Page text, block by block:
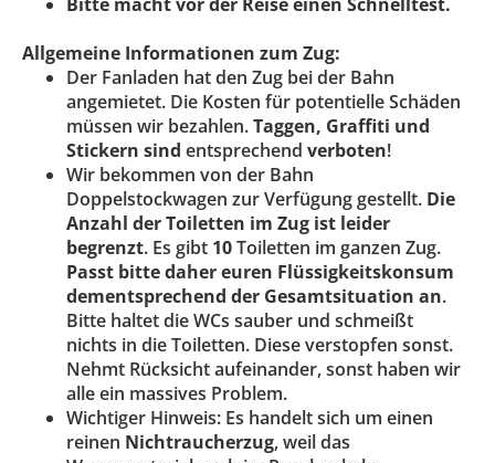
Allgemeine Informationen zum Zug:
Der Fanladen hat den Zug bei der Bahn
angemietet. Die Kosten für potentielle Schäden
müssen wir bezahlen.Taggen, Graffiti und
Stickern sind entsprechend verboten!
Wir bekommen von der Bahn
Doppelstockwagen zur Verfügung gestellt. Die
Anzahl der Toiletten im Zug ist leider
begrenzt. Es gibt 10Toiletten im ganzen Zug.
Passt bitte daher euren Flüssigkeitskonsum
dementsprechend der Gesamtsituation an.
Bitte haltet die WCs sauber und schmeißt
nichts in die Toiletten. Diese verstopfen sonst.
Nehmt Rücksicht aufeinander, sonst haben wir
alle ein massives Problem.
Wichtiger Hinweis: Es handelt sich um einen
reinen Nichtraucherzug, weil das